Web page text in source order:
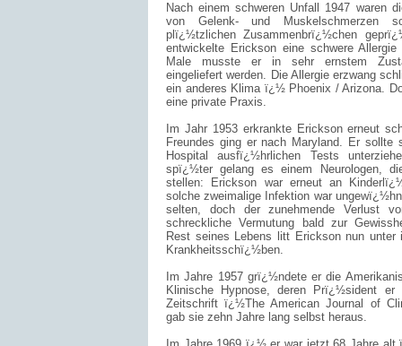
Nach einem schweren Unfall 1947 waren
von Gelenk- und Muskelschmerzen
plï¿½tzlichen Zusammenbrï¿½chen
entwickelte Erickson eine schwere
Male musste er in sehr ernstem
eingeliefert werden. Die Allergie erzwang
ein anderes Klima ï¿½ Phoenix / Arizona.
eine private Praxis.
Im Jahr 1953 erkrankte Erickson erneut
Freundes ging er nach Maryland. Er sollte
Hospital ausfï¿½hrlichen Tests
spï¿½ter gelang es einem Neurologen,
stellen: Erickson war erneut an
solche zweimalige Infektion war
selten, doch der zunehmende Verlust
schreckliche Vermutung bald zur
Rest seines Lebens litt Erickson nun unter
Krankheitsschï¿½ben.
Im Jahre 1957 grï¿½ndete er die
Klinische Hypnose, deren Prï¿½sident
Zeitschrift ï¿½The American Journal of
gab sie zehn Jahre lang selbst heraus.